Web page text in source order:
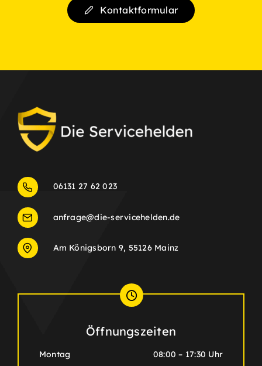
Kontaktformular
06131 27 62 023
anfrage@die-servicehelden.de
Am Königsborn 9, 55126 Mainz
Öffnungszeiten
Montag 08:00 – 17:30 Uhr